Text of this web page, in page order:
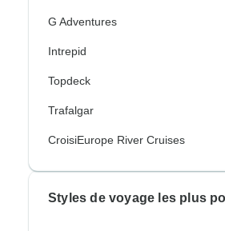
G Adventures
Intrepid
Topdeck
Trafalgar
CroisiEurope River Cruises
Styles de voyage les plus